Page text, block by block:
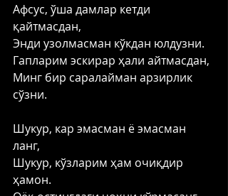
Афсус, ўша дамлар кетди
қайтмасдан,
Энди узолмасман кўкдан юлдузни.
Гапларим эскирар ҳали айтмасдан,
Минг бир саралайман арзирлик
сўзни.
Шукур, кар эмасман ё эмасман
ланг,
Шукур, кўзларим ҳам очиқдир
ҳамон.